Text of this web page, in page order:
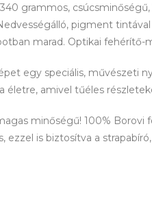
grammos,
pigment
marad. Optikai fehérítő-
egy speciális, művészeti
életre, amivel tűéles
minőségű! 100% Borovi
ezzel is biztosítva a